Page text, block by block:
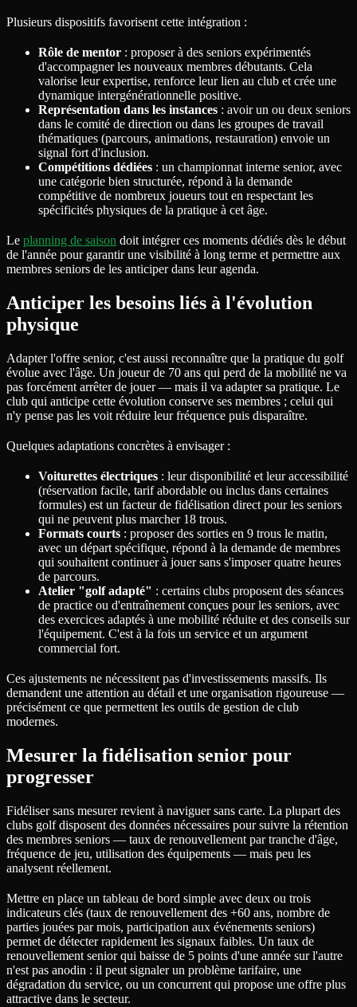
Plusieurs dispositifs favorisent cette intégration :
Rôle de mentor : proposer à des seniors expérimentés
d'accompagner les nouveaux membres débutants. Cela
valorise leur expertise, renforce leur lien au club et crée une
dynamique intergénérationnelle positive.
Représentation dans les instances : avoir un ou deux seniors
dans le comité de direction ou dans les groupes de travail
thématiques (parcours, animations, restauration) envoie un
signal fort d'inclusion.
Compétitions dédiées : un championnat interne senior, avec
une catégorie bien structurée, répond à la demande
compétitive de nombreux joueurs tout en respectant les
spécificités physiques de la pratique à cet âge.
Le planning de saison doit intégrer ces moments dédiés dès le début
de l'année pour garantir une visibilité à long terme et permettre aux
membres seniors de les anticiper dans leur agenda.
Anticiper les besoins liés à l'évolution
physique
Adapter l'offre senior, c'est aussi reconnaître que la pratique du golf
évolue avec l'âge. Un joueur de 70 ans qui perd de la mobilité ne va
pas forcément arrêter de jouer — mais il va adapter sa pratique. Le
club qui anticipe cette évolution conserve ses membres ; celui qui
n'y pense pas les voit réduire leur fréquence puis disparaître.
Quelques adaptations concrètes à envisager :
Voiturettes électriques : leur disponibilité et leur accessibilité
(réservation facile, tarif abordable ou inclus dans certaines
formules) est un facteur de fidélisation direct pour les seniors
qui ne peuvent plus marcher 18 trous.
Formats courts : proposer des sorties en 9 trous le matin,
avec un départ spécifique, répond à la demande de membres
qui souhaitent continuer à jouer sans s'imposer quatre heures
de parcours.
Atelier "golf adapté" : certains clubs proposent des séances
de practice ou d'entraînement conçues pour les seniors, avec
des exercices adaptés à une mobilité réduite et des conseils sur
l'équipement. C'est à la fois un service et un argument
commercial fort.
Ces ajustements ne nécessitent pas d'investissements massifs. Ils
demandent une attention au détail et une organisation rigoureuse —
précisément ce que permettent les outils de gestion de club
modernes.
Mesurer la fidélisation senior pour
progresser
Fidéliser sans mesurer revient à naviguer sans carte. La plupart des
clubs golf disposent des données nécessaires pour suivre la rétention
des membres seniors — taux de renouvellement par tranche d'âge,
fréquence de jeu, utilisation des équipements — mais peu les
analysent réellement.
Mettre en place un tableau de bord simple avec deux ou trois
indicateurs clés (taux de renouvellement des +60 ans, nombre de
parties jouées par mois, participation aux événements seniors)
permet de détecter rapidement les signaux faibles. Un taux de
renouvellement senior qui baisse de 5 points d'une année sur l'autre
n'est pas anodin : il peut signaler un problème tarifaire, une
dégradation du service, ou un concurrent qui propose une offre plus
attractive dans le secteur.